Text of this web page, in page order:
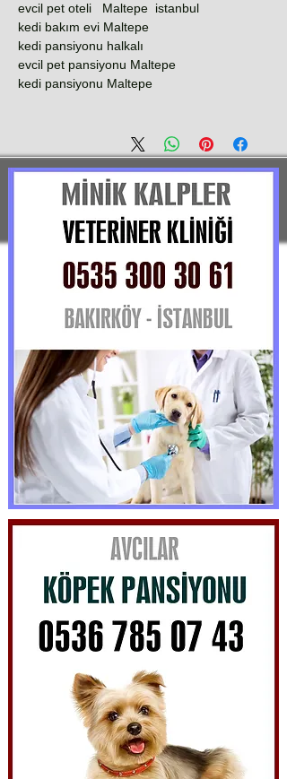
evcil pet oteli Maltepe istanbul
kedi bakım evi Maltepe
kedi pansiyonu halkalı
evcil pet pansiyonu Maltepe
kedi pansiyonu Maltepe